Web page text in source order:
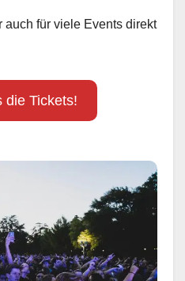
für viele Events direkt
die Tickets!